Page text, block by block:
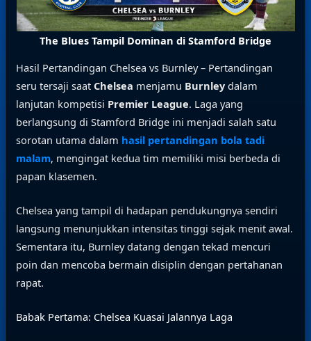
The Blues Tampil Dominan di Stamford Bridge
Hasil Pertandingan Chelsea vs Burnley – Pertandingan
seru tersaji saatChelsea menjamu Burnleydalam
lanjutan kompetisi Premier League. Laga yang
berlangsung di Stamford Bridge ini menjadi salah satu
sorotan utama dalam hasil pertandingan bola tadi
malam, mengingat kedua tim memiliki misi berbeda di
papan klasemen.
Chelsea yang tampil di hadapan pendukungnya sendiri
langsung menunjukkan intensitas tinggi sejak menit awal.
Sementara itu, Burnley datang dengan tekad mencuri
poin dan mencoba bermain disiplin dengan pertahanan
rapat.
Babak Pertama: Chelsea Kuasai Jalannya Laga